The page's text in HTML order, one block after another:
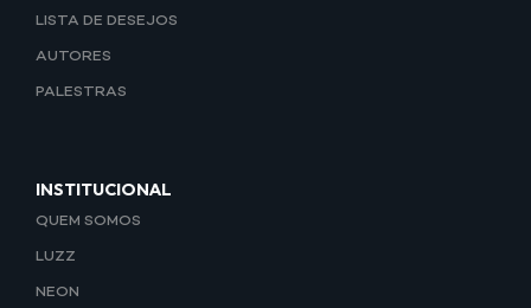
LISTA DE DESEJOS
AUTORES
PALESTRAS
INSTITUCIONAL
QUEM SOMOS
LUZZ
NEON